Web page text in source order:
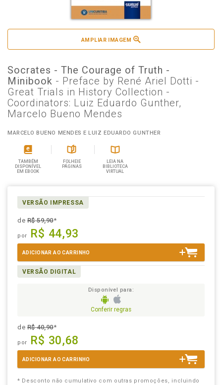
AMPLIAR IMAGEM
Socrates - The Courage of Truth -
Minibook - Preface by René Ariel Dotti -
Great Trials in History Collection -
Coordinators: Luiz Eduardo Gunther,
Marcelo Bueno Mendes
MARCELO BUENO MENDES E LUIZ EDUARDO GUNTHER
TAMBÉM
DISPONÍVEL
EM EBOOK
FOLHEIE
PÁGINAS
LEIA NA
BIBLIOTECA
VIRTUAL
VERSÃO IMPRESSA
deR$ 59,90*
por R$ 44,93
ADICIONAR AO CARRINHO
VERSÃO DIGITAL
Disponível para:
Conferir regras
deR$ 40,90*
por R$ 30,68
ADICIONAR AO CARRINHO
* Desconto não cumulativo com outras promoções, incluindo